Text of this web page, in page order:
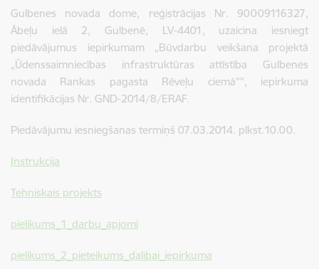
Gulbenes novada dome, reģistrācijas Nr. 90009116327,
Ābeļu ielā 2, Gulbenē, LV-4401, uzaicina iesniegt
piedāvājumus iepirkumam „Būvdarbu veikšana projektā
„Ūdenssaimniecības infrastruktūras attīstība Gulbenes
novada Rankas pagasta Rēveļu ciemā”", iepirkuma
identifikācijas Nr. GND-2014/8/ERAF.
Piedāvājumu iesniegšanas termiņš 07.03.2014. plkst.10.00.
Instrukcija
Tehniskais projekts
pielikums_1_darbu_apjomi
pielikums_2_pieteikums_dalibai_iepirkuma